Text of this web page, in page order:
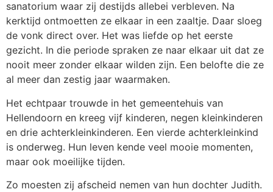
sanatorium waar zij destijds allebei verbleven. Na
kerktijd ontmoetten ze elkaar in een zaaltje. Daar sloeg
de vonk direct over. Het was liefde op het eerste
gezicht. In die periode spraken ze naar elkaar uit dat ze
nooit meer zonder elkaar wilden zijn. Een belofte die ze
al meer dan zestig jaar waarmaken.
Het echtpaar trouwde in het gemeentehuis van
Hellendoorn en kreeg vijf kinderen, negen kleinkinderen
en drie achterkleinkinderen. Een vierde achterkleinkind
is onderweg. Hun leven kende veel mooie momenten,
maar ook moeilijke tijden.
Zo moesten zij afscheid nemen van hun dochter Judith.